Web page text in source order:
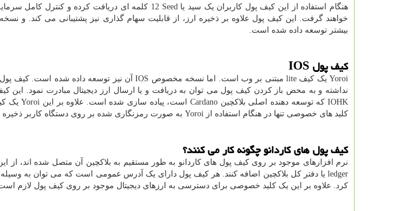
هنگام استفاده از این کیف پول کاربران یک سید یا Seed
خواهند گرفت. این کیف پول علاوه بر ذخیره ارز، از قابلیت سهام گذاری نیز پشتیبانی می کند. و
بیشتر توسعه داده شده است.
کیف پولIOS
Yoroiیک کیف liteمبتنی بر وب است. اما نسخه مخصوص IOSآن نیز توسعه داده شده است. کیف پول
نداشته و به محض باز کردن کیف پول می توان به دریافت و یا ارسال ارز دیجیتال مبادرت نمود.
IOHKکه توسعه دهنده اصلی بلاکچین Cardanoاست، پیاده سازی شده است. علاوه بر این Yoroiیک
کلید های خصوصی تنها در هنگام استفاده از Yoroi به صورت رمزنگاری شده بر روی دستگاه کاربر
کیف پول های کاردانو چگونه کار می کنند؟
نرم افزارهای موجود بر روی کیف پول های کاردانو به طور مستقیم به بلاکچین آن متصل شده اند، از
ledger یا دفتر کل بلاکچین اضافه کنند. هر کیف پول دارای یک آدرس عمومی است که می توان به وسیله
کرد. علاوه بر این یک کلید خصوصی برای دسترسی به ارزهای دیجیتال موجود بر روی کیف پول لازم